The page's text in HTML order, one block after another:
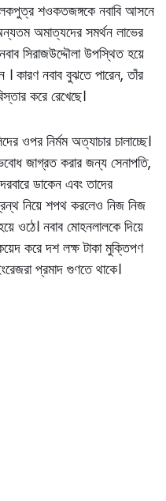
শওকতজঙ্গকে নবাবি আসনে
অমাত্যদের সমর্থন লাভের
সিরাজউদ্দৌলা উপস্থিত হয়ে
। কারণ নবাব বুঝতে পারেন, তাঁর
করে রেখেছে।
ওপর নির্মম অত্যাচার চালাচ্ছে।
জাগ্রত করার জন্য সেনাপতি,
ডাকেন এবং তাদের
নিয়ে শপথ করলেও নিজ নিজ
ওঠে। নবাব মােহনলালকে দিয়ে
করে দশ লক্ষ টাকা মুক্তিপণ
প্রমাদ গুণতে থাকে।